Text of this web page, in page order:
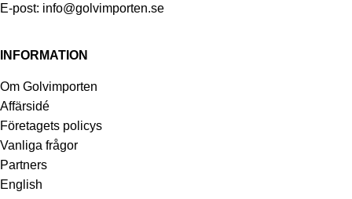
E-post: info@golvimporten.se
INFORMATION
Om Golvimporten
Affärsidé
Företagets policys
Vanliga frågor
Partners
English